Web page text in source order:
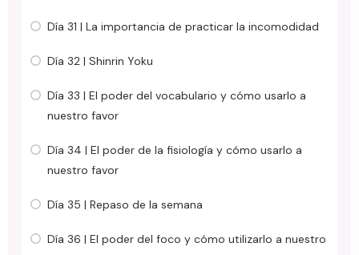
Día 31 | La importancia de practicar la incomodidad
Día 32 | Shinrin Yoku
Día 33 | El poder del vocabulario y cómo usarlo a
nuestro favor
Día 34 | El poder de la fisiología y cómo usarlo a
nuestro favor
Día 35 | Repaso de la semana
Día 36 | El poder del foco y cómo utilizarlo a nuestro